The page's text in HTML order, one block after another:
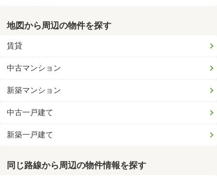
地図から周辺の物件を探す
賃貸
中古マンション
新築マンション
中古一戸建て
新築一戸建て
同じ路線から周辺の物件情報を探す